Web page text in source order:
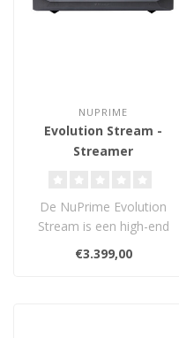
NUPRIME
Evolution Stream -
Streamer
De NuPrime Evolution
Stream is een high-end
muziekserver met Roon
Core, USB DSD5..
€3.399,00